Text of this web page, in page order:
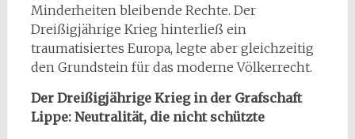
Minderheiten bleibende Rechte. Der
Dreißigjährige Krieg hinterließ ein
traumatisiertes Europa, legte aber gleichzeitig
den Grundstein für das moderne Völkerrecht.
Der Dreißigjährige Krieg in der Grafschaft
Lippe: Neutralität, die nicht schützte